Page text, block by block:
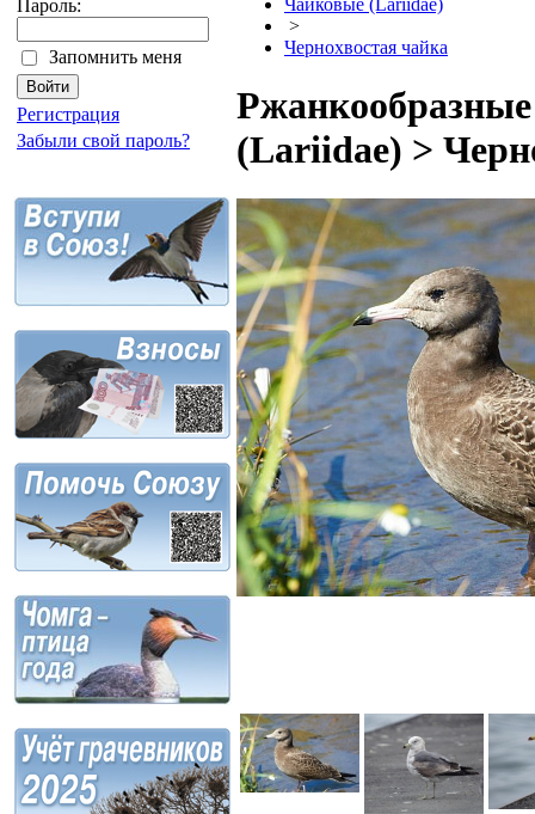
Пароль:
Запомнить меня
Регистрация
Забыли свой пароль?
Чайковые (Lariidae)
>
Чернохвостая чайка
(Lariidae) >